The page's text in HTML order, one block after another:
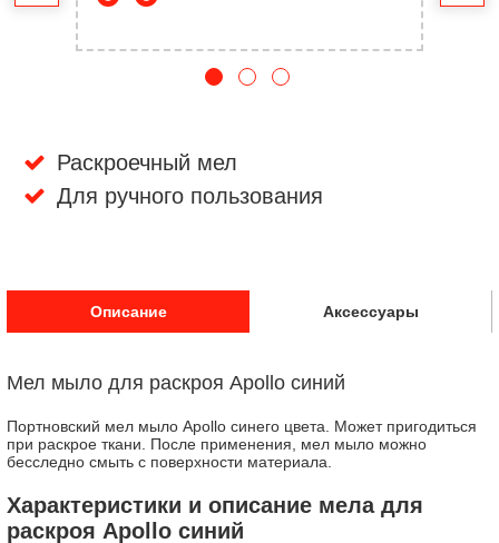
Раскроечный мел
Для ручного пользования
Описание Аксессуары
Мел мыло для раскроя Apollo синий
Портновский мел мыло Apollo синего цвета. Может пригодиться
при раскрое ткани. После применения, мел мыло можно
бесследно смыть с поверхности материала.
Характеристики и описание мела для
раскроя Apollo синий